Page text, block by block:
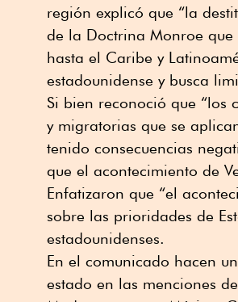
región explicó que “la
de la Doctrina Monroe
hasta el Caribe y
estadounidense y busca
Si bien reconoció que “los
y migratorias que se
tenido consecuencias
que el acontecimiento de
Enfatizaron que “el
sobre las prioridades de
estadounidenses.
En el comunicado hacen
estado en las menciones